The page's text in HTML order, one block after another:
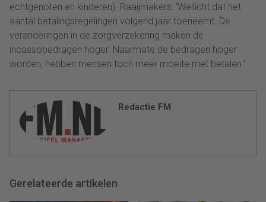
echtgenoten en kinderen). Raaijmakers: ‘Wellicht dat het
aantal betalingsregelingen volgend jaar toeneemt. De
veranderingen in de zorgverzekering maken de
incassobedragen hoger. Naarmate de bedragen hoger
worden, hebben mensen toch meer moeite met betalen.’
Redactie FM
Gerelateerde artikelen